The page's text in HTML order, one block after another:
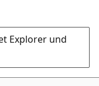
Explorer und